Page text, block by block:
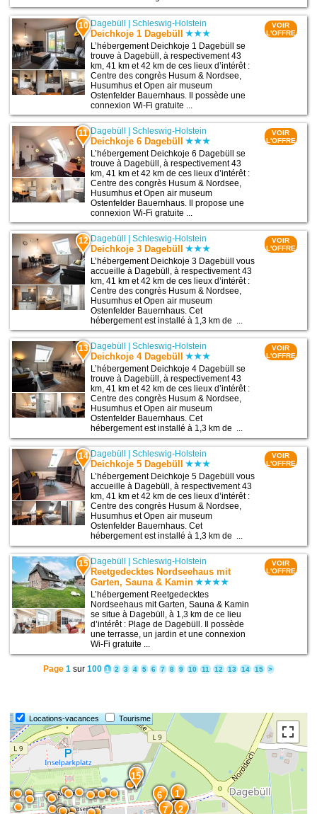
10 Dagebüll |Schleswig-Holstein
Deichkoje 1 Dagebüll
L’hébergement Deichkoje 1 Dagebüll se
trouve à Dagebüll, à respectivement 43
km, 41 km et 42 km de ces lieux d’intérêt :
Centre des congrès Husum & Nordsee,
Husumhus et Open air museum
Ostenfelder Bauernhaus. Il possède une
connexion Wi-Fi gratuite ...
VOIR
L'OFFRE
11 Dagebüll |Schleswig-Holstein
Deichkoje 6 Dagebüll
L’hébergement Deichkoje 6 Dagebüll se
trouve à Dagebüll, à respectivement 43
km, 41 km et 42 km de ces lieux d’intérêt :
Centre des congrès Husum & Nordsee,
Husumhus et Open air museum
Ostenfelder Bauernhaus. Il propose une
connexion Wi-Fi gratuite ...
VOIR
L'OFFRE
12 Dagebüll |Schleswig-Holstein
Deichkoje 3 Dagebüll
L’hébergement Deichkoje 3 Dagebüll vous
accueille à Dagebüll, à respectivement 43
km, 41 km et 42 km de ces lieux d’intérêt :
Centre des congrès Husum & Nordsee,
Husumhus et Open air museum
Ostenfelder Bauernhaus. Cet
hébergement est installé à 1,3 km de ...
VOIR
L'OFFRE
13 Dagebüll |Schleswig-Holstein
Deichkoje 4 Dagebüll
L’hébergement Deichkoje 4 Dagebüll se
trouve à Dagebüll, à respectivement 43
km, 41 km et 42 km de ces lieux d’intérêt :
Centre des congrès Husum & Nordsee,
Husumhus et Open air museum
Ostenfelder Bauernhaus. Cet
hébergement est installé à 1,3 km de ...
VOIR
L'OFFRE
14 Dagebüll |Schleswig-Holstein
Deichkoje 5 Dagebüll
L’hébergement Deichkoje 5 Dagebüll vous
accueille à Dagebüll, à respectivement 43
km, 41 km et 42 km de ces lieux d’intérêt :
Centre des congrès Husum & Nordsee,
Husumhus et Open air museum
Ostenfelder Bauernhaus. Cet
hébergement est installé à 1,3 km de ...
VOIR
L'OFFRE
15 Dagebüll |Schleswig-Holstein
Reetgedecktes Nordseehaus mit
Garten, Sauna & Kamin
L’hébergement Reetgedecktes
Nordseehaus mit Garten, Sauna & Kamin
se situe à Dagebüll, à 1,3 km de ce lieu
d’intérêt : Plage de Dagebüll. Il possède
une terrasse, un jardin et une connexion
Wi-Fi gratuite ...
VOIR
L'OFFRE
Page 1 sur 100 1 2 3 4 5 6 7 8 9 10 11 12 13 14 15 >
Locations-vacances Tourisme
15
8
7
6
5
4
32
1